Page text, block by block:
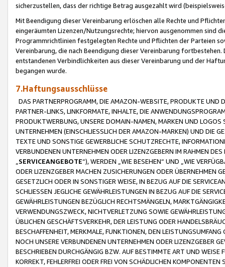
sicherzustellen, dass der richtige Betrag ausgezahlt wird
Mit Beendigung dieser Vereinbarung erlöschen alle Rechte und
eingeräumten Lizenzen/Nutzungsrechte; hiervon ausgenommen sind
Programmrichtlinien festgelegten Rechte und Pflichten der Parteien
Vereinbarung, die nach Beendigung dieser Vereinbarung
entstandenen Verbindlichkeiten aus dieser Vereinbarung und der
begangen wurde.
7.Haftungsausschlüsse
DAS PARTNERPROGRAMM, DIE AMAZON-WEBSITE, PRODUKTE UND
PARTNER-LINKS, LINKFORMATE, INHALTE, DIE
PRODUKTWERBUNG, UNSERE DOMAIN-NAMEN, MARKEN UND
UNTERNEHMEN (EINSCHLIESSLICH DER AMAZON-MARKEN) UND DIE
TEXTE UND SONSTIGE GEWERBLICHE SCHUTZRECHTE,
VERBUNDENEN UNTERNEHMEN ODER LIZENZGEBERN IM RAHMEN
SERVICEANGEBOTE“), WERDEN „WIE BESEHEN“ UND „WIE
ODER LIZENZGEBER MACHEN ZUSICHERUNGEN ODER ÜBERNEHMEN
GESETZLICH ODER IN SONSTIGER WEISE, IN BEZUG AUF DIE
SCHLIESSEN JEGLICHE GEWÄHRLEISTUNGEN IN BEZUG AUF DIE
GEWÄHRLEISTUNGEN BEZÜGLICH RECHTSMÄNGELN,
VERWENDUNGSZWECK, NICHTVERLETZUNG SOWIE
ÜBLICHEN GESCHÄFTSVERKEHR, DER LEISTUNG ODER
BESCHAFFENHEIT, MERKMALE, FUNKTIONEN, DEN
NOCH UNSERE VERBUNDENEN UNTERNEHMEN ODER LIZENZGEBER
BESCHRIEBEN DURCHGÄNGIG BZW. AUF BESTIMMTE ART UND
KORREKT, FEHLERFREI ODER FREI VON SCHÄDLICHEN